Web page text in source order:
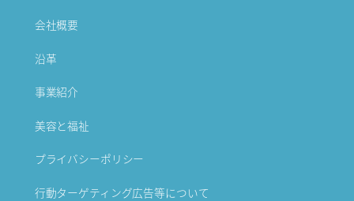
会社概要
沿革
事業紹介
美容と福祉
プライバシーポリシー
行動ターゲティング広告等について